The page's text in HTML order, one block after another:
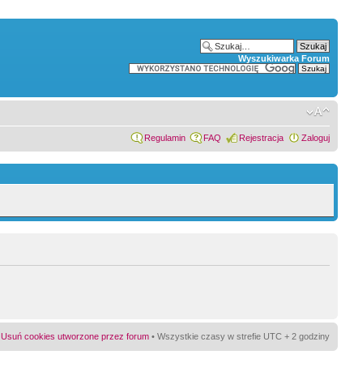
Wyszukiwarka Forum
Regulamin FAQ Rejestracja Zaloguj
Usuń cookies utworzone przez forum • Wszystkie czasy w strefie UTC + 2 godziny